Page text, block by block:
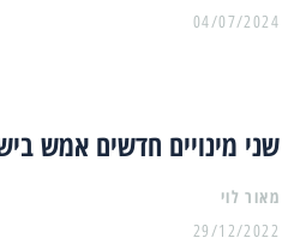
04/07/2024
שני מינויים חדשים אמש
מאור לוי
29/12/2022